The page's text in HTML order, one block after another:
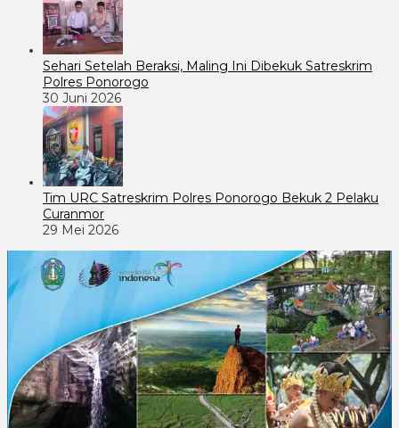
Sehari Setelah Beraksi, Maling Ini Dibekuk Satreskrim
Polres Ponorogo
30 Juni 2026
Tim URC Satreskrim Polres Ponorogo Bekuk 2 Pelaku
Curanmor
29 Mei 2026